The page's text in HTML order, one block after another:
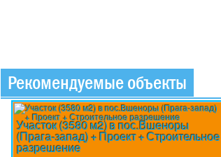
Рекомендуемые объекты
Участок (3580 м2) в пос.Вшеноры
(Прага-запад) + Проект + Строительное
разрешение